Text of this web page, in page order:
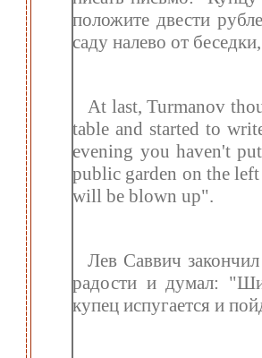
положите двести
саду налево от
At last, Turmanov
table and started to
evening you haven't
public garden on the
will be blown up".
Лев Саввич
радости и думал:
купец испугается и